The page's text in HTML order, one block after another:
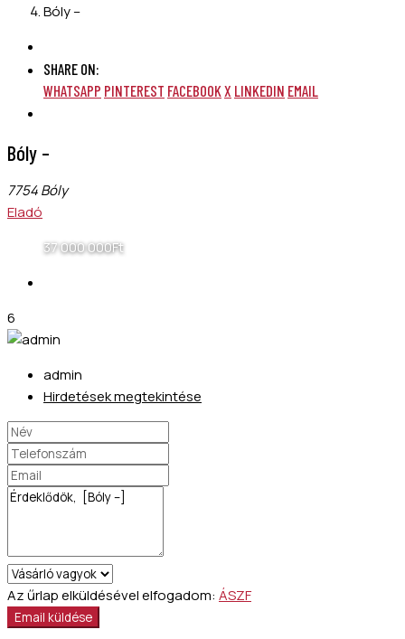
Bóly –
SHARE ON:
WHATSAPP PINTEREST FACEBOOKX LINKEDIN EMAIL
Bóly –
7754 Bóly
Eladó
37 000 000Ft
6
admin
Hirdetések megtekintése
Az űrlap elküldésével elfogadom: ÁSZF
Email küldése